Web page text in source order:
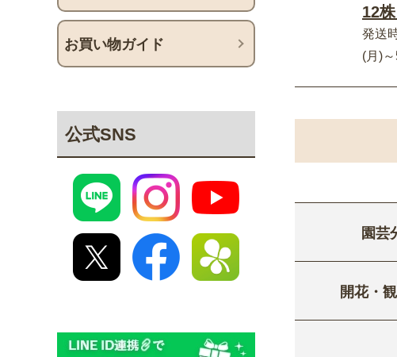
お買い物ガイド
公式SNS
12
発送
(月)
園芸
開花・